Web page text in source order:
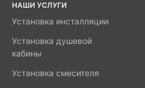
НАШИ УСЛУГИ
Установка инсталляции
Установка душевой
кабины
Установка смесителя